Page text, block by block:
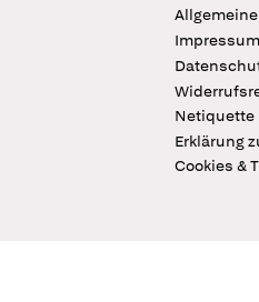
Impressum
Netiquette
Erklärung
Cookies &